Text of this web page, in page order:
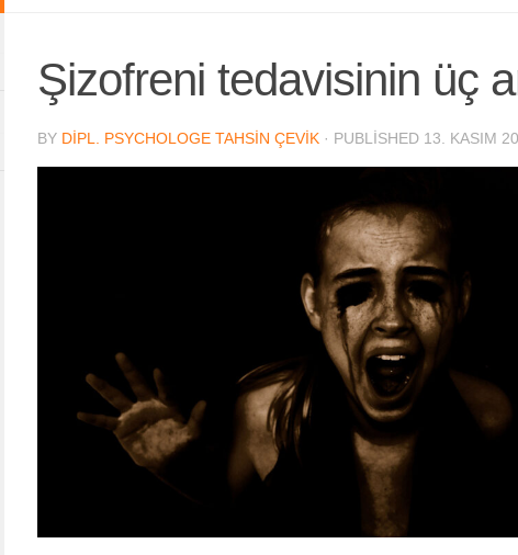
Şizofreni tedavisinin üç
BY DIPL. PSYCHOLOGE TAHSIN ÇEVIK · PUBLISHED 13. KASIM